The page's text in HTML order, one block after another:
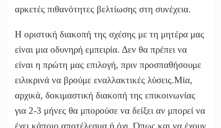
αρκετές πιθανότητες βελτίωσης στη συνέχεια.
Η οριστική διακοπή της σχέσης με τη μητέρα μας
είναι μια οδυνηρή εμπειρία. Δεν θα πρέπει να
είναι η πρώτη μας επιλογή, πριν προσπαθήσουμε
ειλικρινά να βρούμε εναλλακτικές λύσεις.Μία,
αρχικά, δοκιμαστική διακοπή της επικοινωνίας
για 2-3 μήνες θα μπορούσε να δείξει αν μπορεί να